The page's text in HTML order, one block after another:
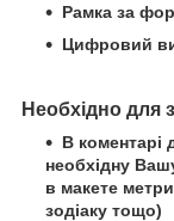
Рамка за
Цифровий
Необхідно для
В коментарі
необхідну
в макете
зодіаку тощо)